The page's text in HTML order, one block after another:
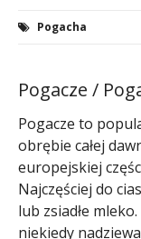
Pogacha
Pogacze /
Pogacze to
obrębie całej
europejskiej
Najczęściej do
lub zsiadłe
niekiedy